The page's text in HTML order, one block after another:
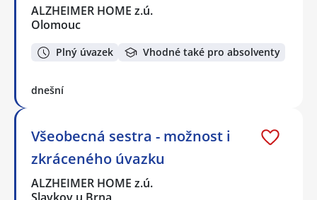
ALZHEIMER HOME z.ú.
Olomouc
Plný úvazek Vhodné také pro absolventy
dnešní
Všeobecná sestra - možnost i
zkráceného úvazku
ALZHEIMER HOME z.ú.